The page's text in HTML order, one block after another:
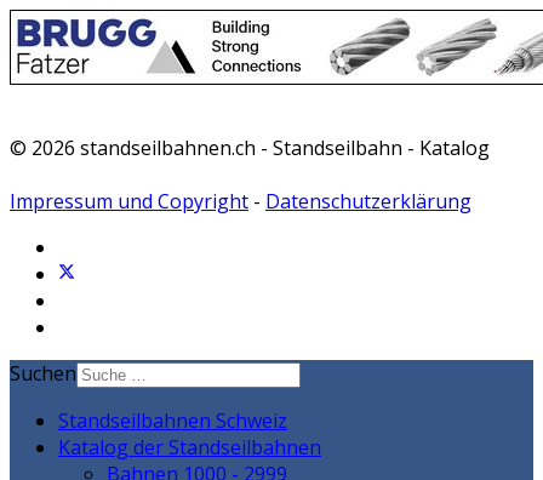
© 2026 standseilbahnen.ch - Standseilbahn - Katalog
Impressum und Copyright - Datenschutzerklärung
Suchen
Standseilbahnen Schweiz
Katalog der Standseilbahnen
Bahnen 1000 - 2999